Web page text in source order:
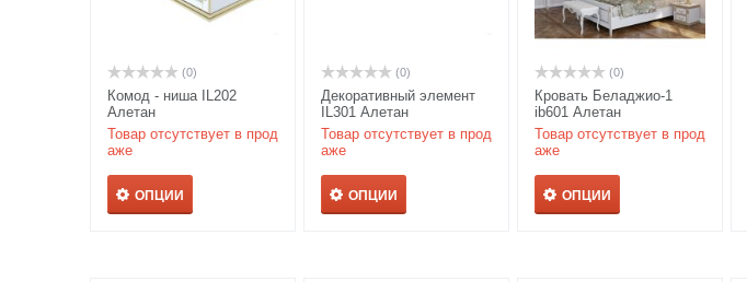
(0)
Комод - ниша IL202
Алетан
Товар отсутствует в прод
аже
ОПЦИИ
(0)
Декоративный элемент
IL301 Алетан
Товар отсутствует в прод
аже
ОПЦИИ
(0)
Кровать Беладжио-1
ib601 Алетан
Товар отсутствует в прод
аже
ОПЦИИ